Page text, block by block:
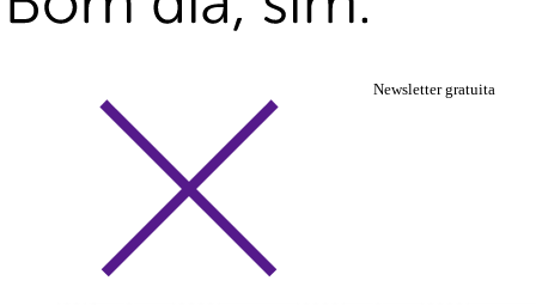
Newsletter gratuita